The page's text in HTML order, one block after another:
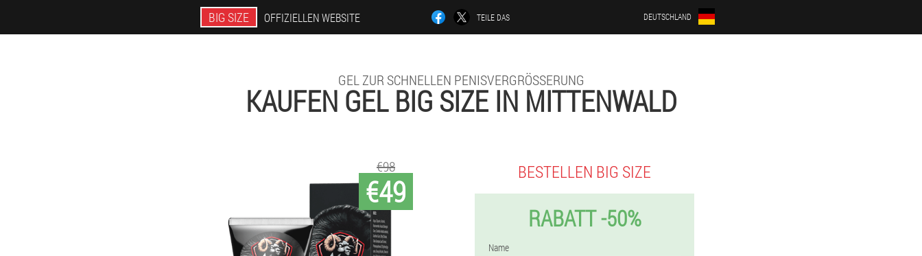
BIG SIZE OFFIZIELLEN WEBSITE TEILE DAS DEUTSCHLAND
GEL ZUR SCHNELLEN PENISVERGRÖSSERUNG
KAUFEN GEL BIG SIZE IN MITTENWALD
€49
€98 BESTELLEN BIG SIZE
RABATT -50%
Name